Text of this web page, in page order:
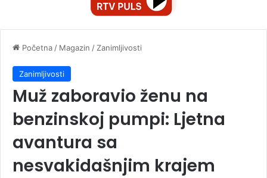
Početna / Magazin / Zanimljivosti
Zanimljivosti
Muž zaboravio ženu na
benzinskoj pumpi: Ljetna
avantura sa
nesvakidašnjim krajem